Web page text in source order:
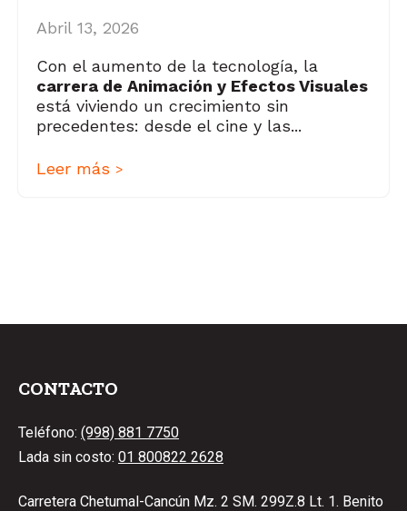
Abril 13, 2026
Con el aumento de la tecnología, la
carrera de Animación y Efectos Visuales
está viviendo un crecimiento sin
precedentes: desde el cine y las...
Leer más >
CONTACTO
Teléfono: (998) 881 7750
Lada sin costo: 01 800822 2628
Carretera Chetumal-Cancún Mz. 2 SM. 299Z.8 Lt. 1. Benito